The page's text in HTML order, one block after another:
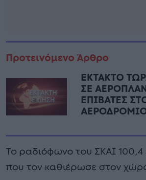
Προτεινόμενο Άρθρο
ΕΚΤΑΚΤΟ
ΣΕ
ΕΠΙΒΑΤΕΣ
Το ραδιόφωνο του ΣΚΑΙ 100,4
που τον καθιέρωσε στον